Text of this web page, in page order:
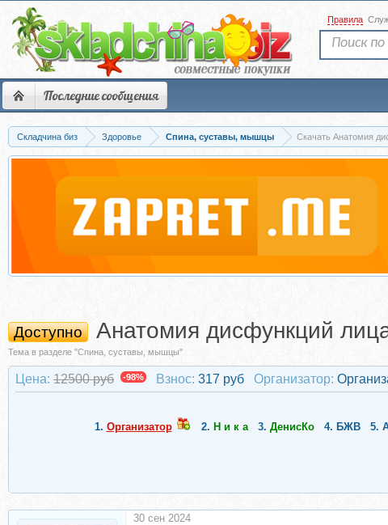
Последние сообщения
Правила
Складчина биз Здоровье Спина, суставы, мышцы Скачать Анатомия
Доступно Анатомия дисфункций
Тема в разделе "Спина, суставы, мышцы"
Цена: 12500 руб -98% Взнос: 317 руб Организатор:
1. Организатор 2. Н и к а 3. ДенисКо 4. БЖВ 5.
30 сен 2024